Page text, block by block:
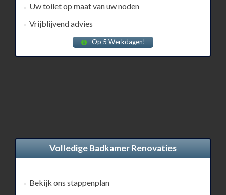
Uw toilet op maat van uw noden
Vrijblijvend advies
Op 5 Werkdagen!
Volledige Badkamer Renovaties
Bekijk ons stappenplan